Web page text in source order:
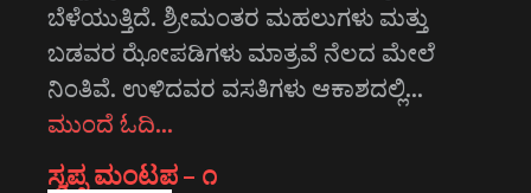
ಬೆಳೆಯುತ್ತಿದೆ. ಶ್ರೀಮಂತರ ಮಹಲುಗಳು ಮತ್ತು
ಬಡವರ ಝೋಪಡಿಗಳು ಮಾತ್ರವೆ ನೆಲದ ಮೇಲೆ
ನಿಂತಿವೆ. ಉಳಿದವರ ವಸತಿಗಳು ಆಕಾಶದಲ್ಲಿ…
ಮುಂದೆ ಓದಿ…
ಸ್ವಪ್ನ ಮಂಟಪ – ೧